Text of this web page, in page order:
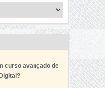
curso avançado de